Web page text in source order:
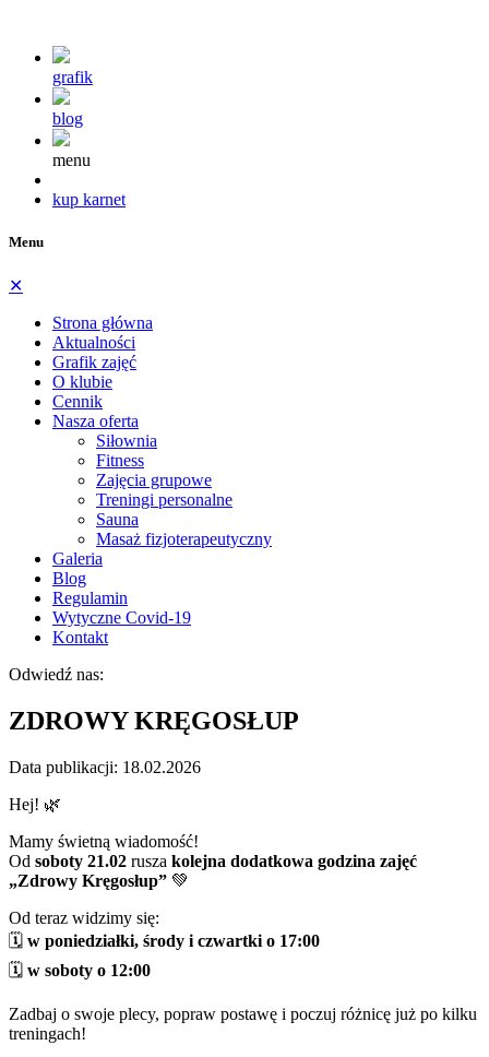
grafik
blog
menu
kup karnet
Menu
✕
Strona główna
Aktualności
Grafik zajęć
O klubie
Cennik
Nasza oferta
Siłownia
Fitness
Zajęcia grupowe
Treningi personalne
Sauna
Masaż fizjoterapeutyczny
Galeria
Blog
Regulamin
Wytyczne Covid-19
Kontakt
Odwiedź nas:
ZDROWY KRĘGOSŁUP
Data publikacji: 18.02.2026
Hej! 🌿
Mamy świetną wiadomość!
Od soboty 21.02 rusza kolejna dodatkowa godzina zajęć
„Zdrowy Kręgosłup” 💚
Od teraz widzimy się:
🗓 w poniedziałki, środy i czwartki o 17:00
🗓 w soboty o 12:00
Zadbaj o swoje plecy, popraw postawę i poczuj różnicę już po kilku
treningach!